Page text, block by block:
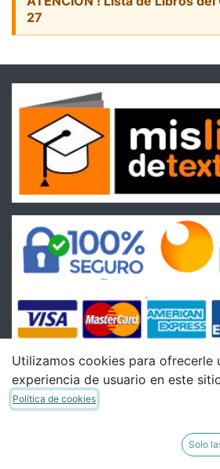
27
Condiciones
Utilizamos cookies para ofrecerle
experiencia de usuario en este
Política de cookies
Solo